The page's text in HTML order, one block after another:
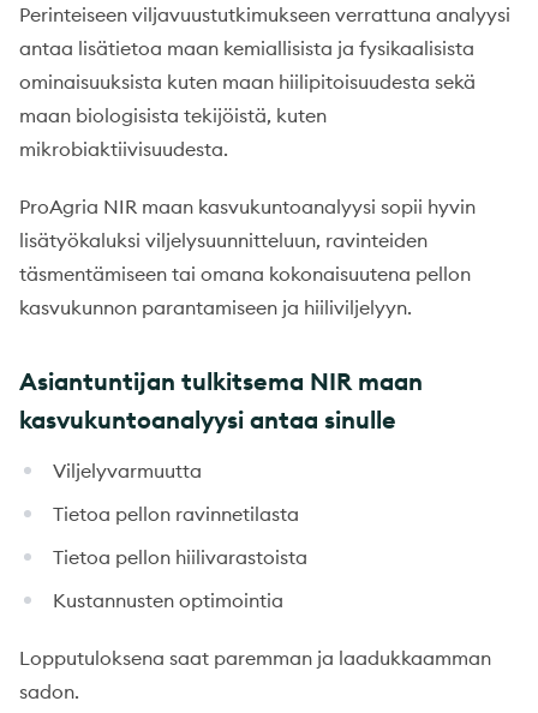
Perinteiseen viljavuustutkimukseen verrattuna analyysi
antaa lisätietoa maan kemiallisista ja fysikaalisista
ominaisuuksista kuten maan hiilipitoisuudesta sekä
maan biologisista tekijöistä, kuten
mikrobiaktiivisuudesta.
ProAgria NIR maan kasvukuntoanalyysi sopii hyvin
lisätyökaluksi viljelysuunnitteluun, ravinteiden
täsmentämiseen tai omana kokonaisuutena pellon
kasvukunnon parantamiseen ja hiiliviljelyyn.
Asiantuntijan tulkitsema NIR maan
kasvukuntoanalyysi antaa sinulle
Viljelyvarmuutta
Tietoa pellon ravinnetilasta
Tietoa pellon hiilivarastoista
Kustannusten optimointia
Lopputuloksena saat paremman ja laadukkaamman
sadon.